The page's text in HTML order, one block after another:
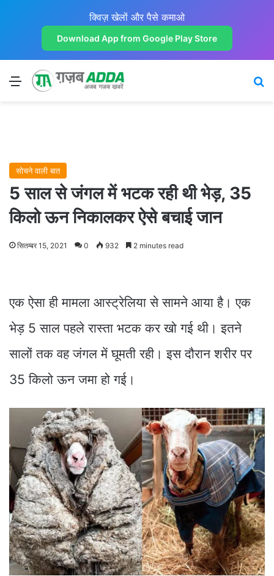
क्विज़ खेलों और पैसे कमाओ
Download App from Google Play Store
Menu
सोचने वाली बात
5 साल से जंगल में भटक रही थी भेड़, 35
किलो ऊन निकालकर ऐसे बचाई जान
सितम्बर 15, 2021 0 932 2 minutes read
एक ऐसा ही मामला आस्ट्रेलिया से सामने आया है। एक
भेड़ 5 साल पहले रास्ता भटक कर खो गई थी। इतने
सालों तक वह जंगल में घूमती रही। इस दौरान शरीर पर
35 किलो ऊन जमा हो गई।